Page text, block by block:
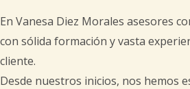
En Vanesa Diez Morales asesores
con sólida formación y vasta
cliente.
Desde nuestros inicios, nos hemos